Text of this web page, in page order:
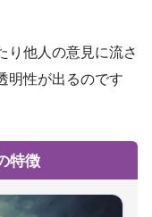
り他人の意見に流さ
明性が出るのです
特徴